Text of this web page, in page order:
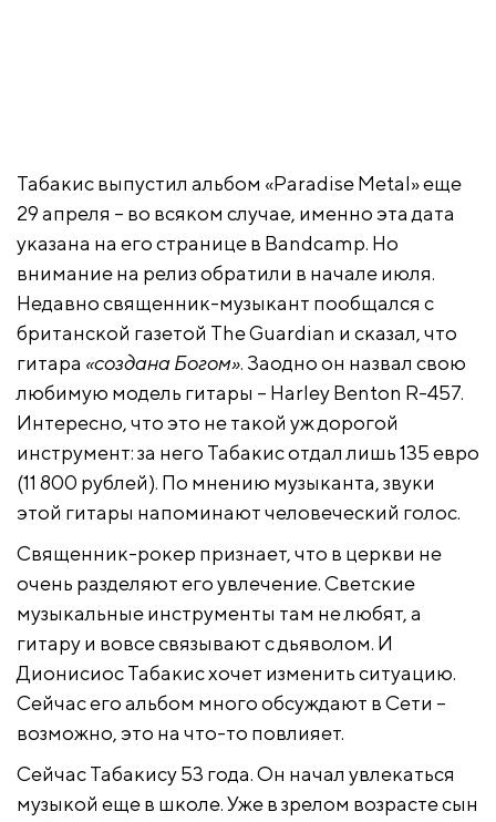
Табакис выпустил альбом «Paradise Metal» еще
29 апреля – во всяком случае, именно эта дата
указана на его странице в Bandcamp. Но
внимание на релиз обратили в начале июля.
Недавно священник-музыкант пообщался с
британской газетой The Guardian и сказал, что
гитара «создана Богом». Заодно он назвал свою
любимую модель гитары – Harley Benton R-457.
Интересно, что это не такой уж дорогой
инструмент: за него Табакис отдал лишь 135 евро
(11 800 рублей). По мнению музыканта, звуки
этой гитары напоминают человеческий голос.
Священник-рокер признает, что в церкви не
очень разделяют его увлечение. Светские
музыкальные инструменты там не любят, а
гитару и вовсе связывают с дьяволом. И
Дионисиос Табакис хочет изменить ситуацию.
Сейчас его альбом много обсуждают в Сети –
возможно, это на что-то повлияет.
Сейчас Табакису 53 года. Он начал увлекаться
музыкой еще в школе. Уже в зрелом возрасте сын